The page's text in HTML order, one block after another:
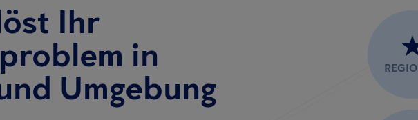
Ihr
in
Umgebung